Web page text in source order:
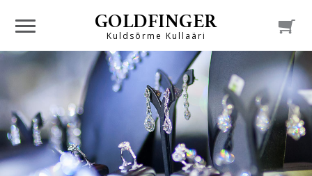
GOLDFINGER
Kuldsõrme Kullaäri
